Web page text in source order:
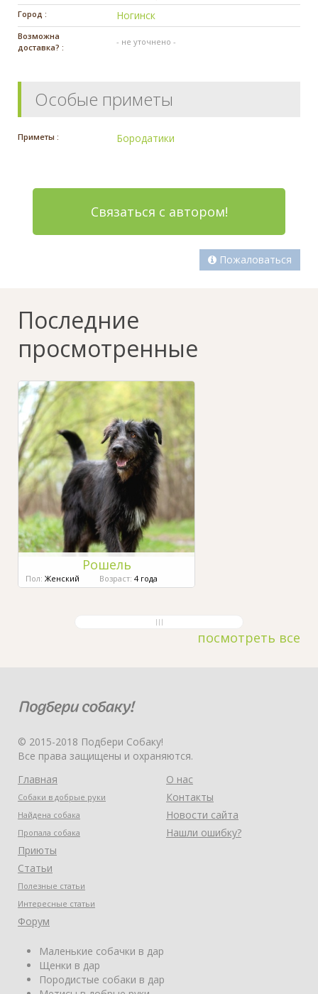
Город : Ногинск
Возможна
доставка? :
- не уточнено -
Особые приметы
Приметы : Бородатики
Связаться с автором!
Пожаловаться
Последние
просмотренные
Рошель
Пол: Женский Возраст: 4 года
посмотреть все
© 2015-2018 Подбери Собаку!
Все права защищены и охраняются.
Главная
Собаки в добрые руки
Найдена собака
Пропала собака
Приюты
Статьи
Полезные статьи
Интересные статьи
Форум
О нас
Контакты
Новости сайта
Нашли ошибку?
Маленькие собачки в дар
Щенки в дар
Породистые собаки в дар